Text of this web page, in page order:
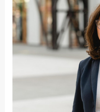
Fakultät
Ingenieurwissenschaften
und Informatik
Fakultät Management,
Kultur und Technik
Fakultät Wirtschafts- und
Sozialwissenschaften
Finanzen